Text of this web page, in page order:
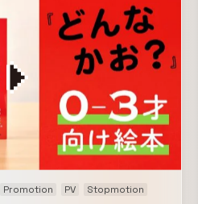
される映像はガラスを通して反
、絶え間なく変容する自然の風
賞者の位置によって常にその見
わりが決まっているものが良し
、人の想像力は無限の解像度と
という考えからこの作品は生ま
意深く観察していると、周りの
れたり崩れたりを繰り返してい
象風景を何度も繰り返し見てい
れる。本作品はそのような体験
Promotion PV Stopmotion